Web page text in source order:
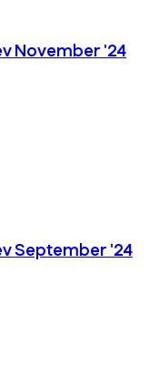
November '24
September '24